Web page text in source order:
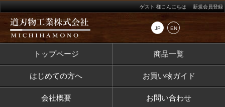
JP EN
ゲスト 様こんにちは 新規会員登録
トップページ 商品一覧
はじめての方へ お買い物ガイド
会社概要 お問い合わせ